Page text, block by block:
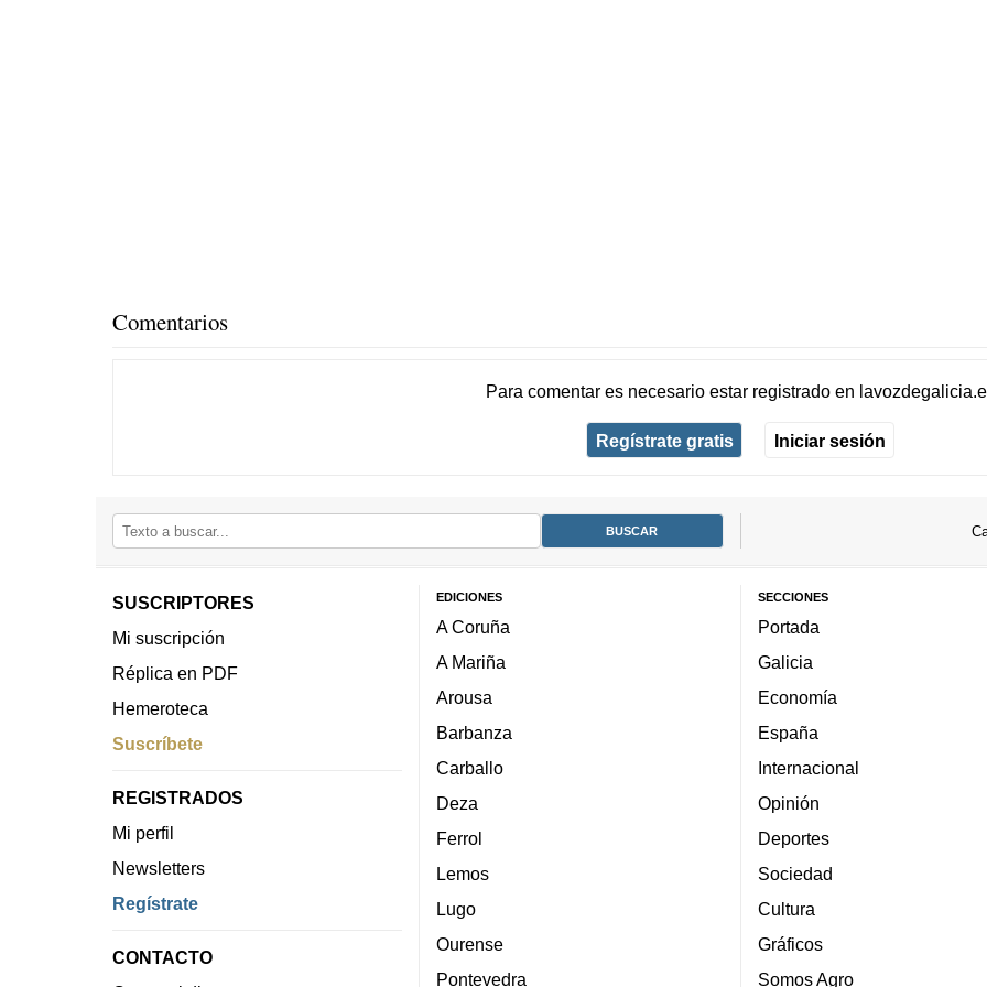
Comentarios
Para comentar es necesario estar registradoen
Regístrate gratis Iniciar sesión
SUSCRIPTORES
Mi suscripción
Réplica en PDF
Hemeroteca
Suscríbete
REGISTRADOS
Mi perfil
Newsletters
Regístrate
CONTACTO
EDICIONES
A Coruña
A Mariña
Arousa
Barbanza
Carballo
Deza
Ferrol
Lemos
Lugo
Ourense
Pontevedra
SECCIONES
Portada
Galicia
Economía
España
Internacional
Opinión
Deportes
Sociedad
Cultura
Gráficos
Somos Agro